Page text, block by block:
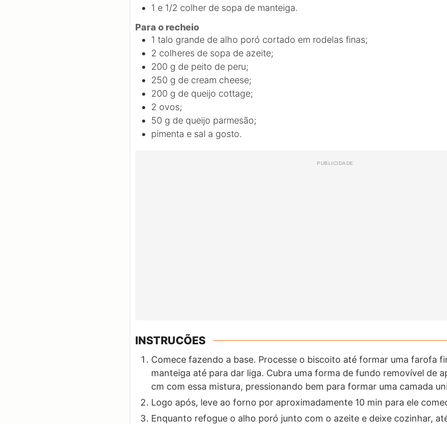
1 e 1/2 colher de sopa de manteiga.
Para o recheio
1 talo grande de alho poró cortado em rodelas finas;
2 colheres de sopa de azeite;
200 g de peito de peru;
250 g de cream cheese;
200 g de queijo cottage;
2 ovos;
50 g de queijo parmesão;
pimenta e sal a gosto.
INSTRUCÕES
Comece fazendo a base. Processe o biscoito até formar uma farofa
manteiga até para dar liga. Cubra uma forma de fundo removível de
cm com essa mistura, pressionando bem para formar uma camada
Logo após, leve ao forno por aproximadamente 10 min para ele
Enquanto refogue o alho poró junto com o azeite e deixe cozinhar,